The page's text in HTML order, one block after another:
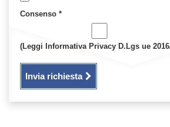
Consenso *
(Leggi Informativa Privacy D.Lgs ue
Invia richiesta